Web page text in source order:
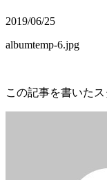
2019/06/25
albumtemp-6.jpg
この記事を書いたス